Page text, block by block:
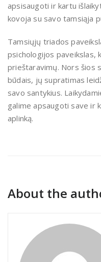
apsisaugoti ir kartu
kovoja su savo tamsiąja
Tamsiųjų triados
psichologijos paveikslas,
prieštaravimų. Nors šios
būdais, jų supratimas
savo santykius.
galime apsaugoti save ir
aplinką.
About the